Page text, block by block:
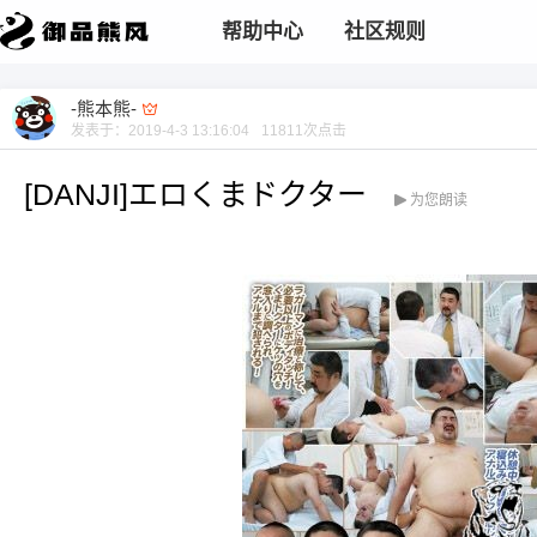
帮助中心 社区规则
-熊本熊-
发表于： 2019-4-3 13:16:04 11811次点击
[DANJI]エロくまドクター 为您朗读